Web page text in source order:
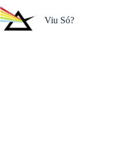
Pular
para
o
Viu Só?